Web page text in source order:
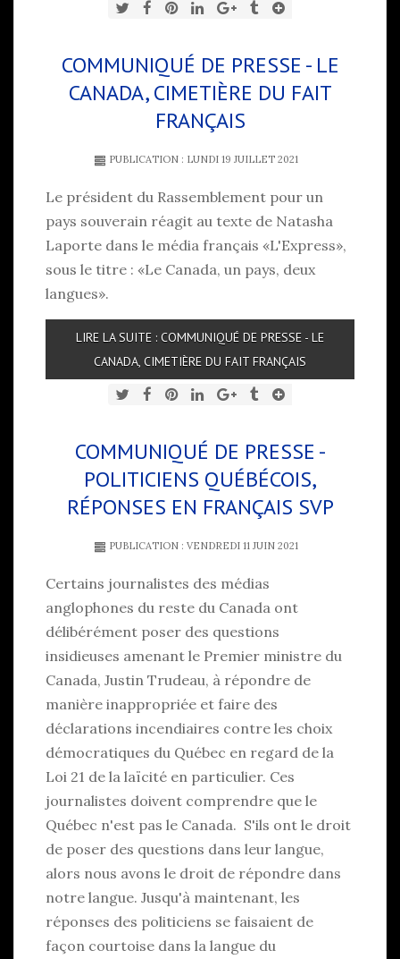
COMMUNIQUÉ DE PRESSE - LE
CANADA, CIMETIÈRE DU FAIT
FRANÇAIS
PUBLICATION : LUNDI 19 JUILLET 2021
Le président du Rassemblement pour un
pays souverain réagit au texte de Natasha
Laporte dans le média français «L'Express»,
sous le titre : «Le Canada, un pays, deux
langues».
LIRE LA SUITE : COMMUNIQUÉ DE PRESSE - LE
CANADA, CIMETIÈRE DU FAIT FRANÇAIS
COMMUNIQUÉ DE PRESSE -
POLITICIENS QUÉBÉCOIS,
RÉPONSES EN FRANÇAIS SVP
PUBLICATION : VENDREDI 11 JUIN 2021
Certains journalistes des médias
anglophones du reste du Canada ont
délibérément poser des questions
insidieuses amenant le Premier ministre du
Canada, Justin Trudeau, à répondre de
manière inappropriée et faire des
déclarations incendiaires contre les choix
démocratiques du Québec en regard de la
Loi 21 de la laïcité en particulier. Ces
journalistes doivent comprendre que le
Québec n'est pas le Canada. S'ils ont le droit
de poser des questions dans leur langue,
alors nous avons le droit de répondre dans
notre langue. Jusqu'à maintenant, les
réponses des politiciens se faisaient de
façon courtoise dans la langue du